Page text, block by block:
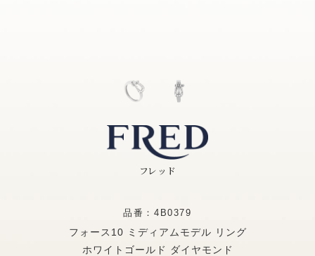
フレッド
品番：4B0379
フォース10 ミディアムモデル リング
ホワイトゴールド ダイヤモンド